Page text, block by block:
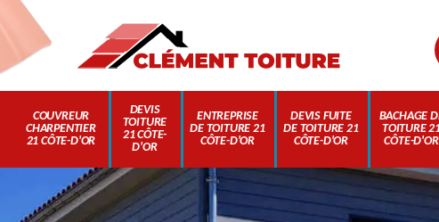
COUVREUR
CHARPENTIER
21 CÔTE-D'OR
DEVIS
TOITURE
21 CÔTE-
D'OR
ENTREPRISE
DE TOITURE 21
CÔTE-D'OR
DEVIS FUITE
DE TOITURE 21
CÔTE-D'OR
BACHAGE
TOITURE
CÔTE-D'OR